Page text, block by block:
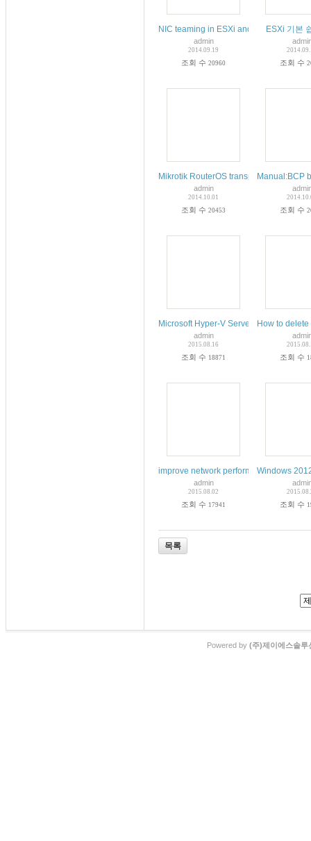
NIC teaming in ESXi and ESX
admin
2014.09.19
조회 수 20960
ESXi 기본
조회 수
Mikrotik RouterOS transparent bridge
admin
2014.10.01
조회 수 20453
Manual:BCP
조회 수
Microsoft Hyper-V Server 2012 R2 and
admin
2015.08.16
조회 수 18871
How to
조회 수
improve network performance w/ SR-
admin
2015.08.02
조회 수 17941
Windows
조회 수
목록
Powered by (주)제이에스솔루